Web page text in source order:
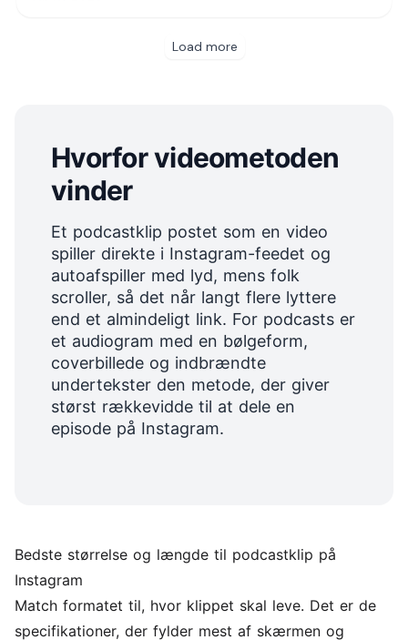
Hvorfor videometoden
vinder
Et podcastklip postet som en video
spiller direkte i Instagram-feedet og
autoafspiller med lyd, mens folk
scroller, så det når langt flere lyttere
end et almindeligt link. For podcasts er
et audiogram med en bølgeform,
coverbillede og indbrændte
undertekster den metode, der giver
størst rækkevidde til at dele en
episode på Instagram.
Bedste størrelse og længde til podcastklip på
Instagram
Match formatet til, hvor klippet skal leve. Det er de
specifikationer, der fylder mest af skærmen og